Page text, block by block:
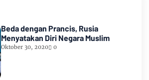
Beda dengan Prancis, Rusia
Menyatakan Diri Negara Muslim
Oktober 30, 2020 0